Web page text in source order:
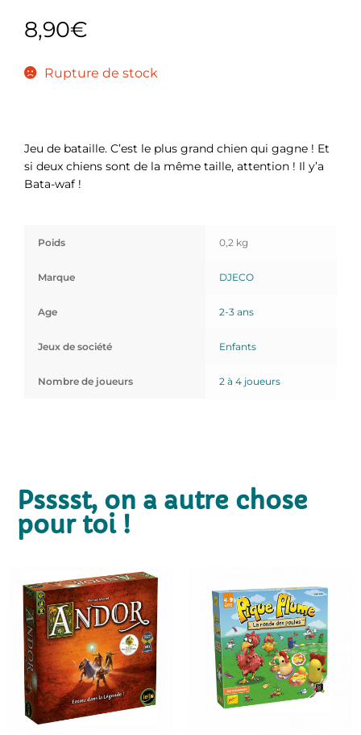
8,90€
Rupture de stock
Jeu de bataille. C’est le plus grand chien qui gagne ! Et
si deux chiens sont de la même taille, attention ! Il y’a
Bata-waf !
Poids 0,2 kg
Marque DJECO
Age 2-3 ans
Jeux de société Enfants
Nombre de joueurs 2 à 4 joueurs
Psssst, on a autre chose
pour toi !